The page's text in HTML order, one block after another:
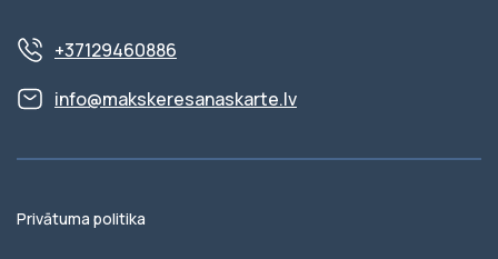
+37129460886
info@makskeresanaskarte.lv
Privātuma politika